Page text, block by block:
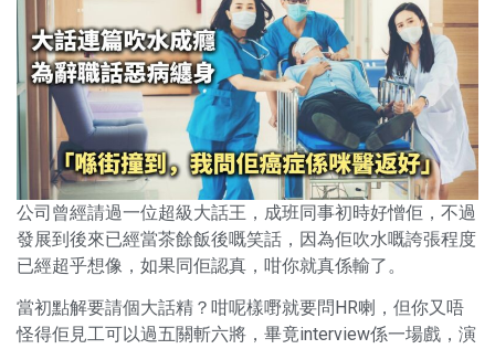
公司曾經請過一位超級大話王，成班同事初時好憎佢，不過
發展到後來已經當茶餘飯後嘅笑話，因為佢吹水嘅誇張程度
已經超乎想像，如果同佢認真，咁你就真係輸了。
當初點解要請個大話精？咁呢樣嘢就要問HR喇，但你又唔
怪得佢見工可以過五關斬六將，畢竟interview係一場戲，演